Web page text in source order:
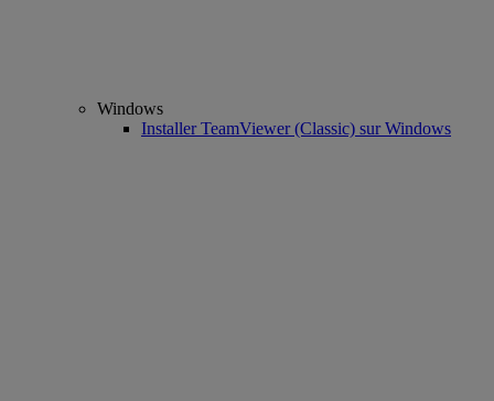
Windows
Installer TeamViewer (Classic) sur Windows